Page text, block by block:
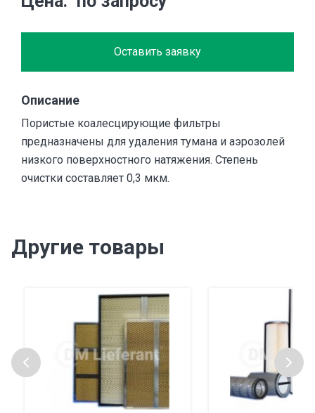
Оставить заявку
Описание
Пористые коалесцирующие фильтры
предназначены для удаления тумана и аэрозолей
низкого поверхностного натяжения. Степень
очистки составляет 0,3 мкм.
Другие товары